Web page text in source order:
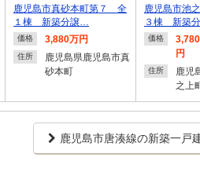
鹿児島市真砂本町第７ 全
１棟 新築分譲…
価格 3,880万円
住所
鹿児島県鹿児島市真
砂本町
鹿児島市池
３棟 新築
価格
円
住所
鹿児
之上
鹿児島市唐湊線の新築一戸